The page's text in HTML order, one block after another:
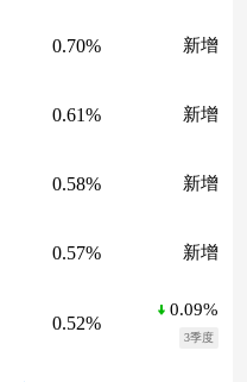
0.70% 新增
0.61% 新增
0.58% 新增
0.57% 新增
0.52%
0.09%
3季度